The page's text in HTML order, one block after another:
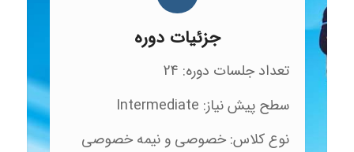
جزئیات دوره
تعداد جلسات دوره: 24
سطح پیش نیاز: Intermediate
نوع کلاس: خصوصی و نیمه خصوصی